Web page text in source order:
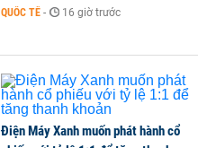
QUỐC TẾ - 16 giờ trước
Điện Máy Xanh muốn phát hành cổ